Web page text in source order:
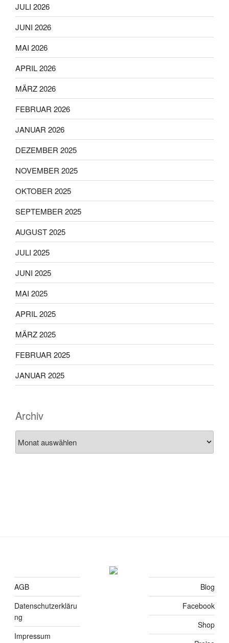
JULI 2026
JUNI 2026
MAI 2026
APRIL 2026
MÄRZ 2026
FEBRUAR 2026
JANUAR 2026
DEZEMBER 2025
NOVEMBER 2025
OKTOBER 2025
SEPTEMBER 2025
AUGUST 2025
JULI 2025
JUNI 2025
MAI 2025
APRIL 2025
MÄRZ 2025
FEBRUAR 2025
JANUAR 2025
Archiv
AGB
Datenschutzerkläru
ng
Impressum
Blog
Facebook
Shop